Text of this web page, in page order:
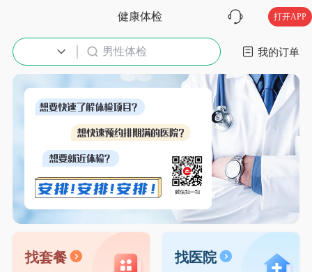
健康体检 打开APP
男性体检 入职体检 我的订单
找套餐 找医院